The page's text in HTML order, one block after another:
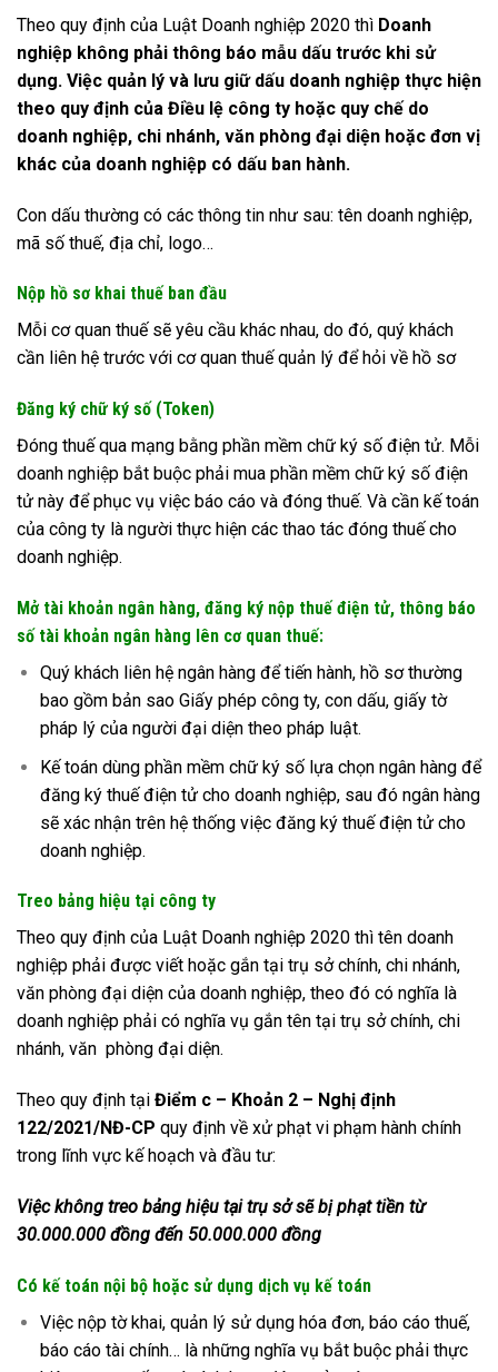
Theo quy định của Luật Doanh nghiệp 2020 thì Doanh
nghiệp không phải thông báo mẫu dấu trước khi sử
dụng. Việc quản lý và lưu giữ dấu doanh nghiệp thực hiện
theo quy định của Điều lệ công ty hoặc quy chế do
doanh nghiệp, chi nhánh, văn phòng đại diện hoặc đơn vị
khác của doanh nghiệp có dấu ban hành.
Con dấu thường có các thông tin như sau: tên doanh nghiệp,
mã số thuế, địa chỉ, logo…
Nộp hồ sơ khai thuế ban đầu
Mỗi cơ quan thuế sẽ yêu cầu khác nhau, do đó, quý khách
cần liên hệ trước với cơ quan thuế quản lý để hỏi về hồ sơ
Đăng ký chữ ký số (Token)
Đóng thuế qua mạng bằng phần mềm chữ ký số điện tử. Mỗi
doanh nghiệp bắt buộc phải mua phần mềm chữ ký số điện
tử này để phục vụ việc báo cáo và đóng thuế. Và cần kế toán
của công ty là người thực hiện các thao tác đóng thuế cho
doanh nghiệp.
Mở tài khoản ngân hàng, đăng ký nộp thuế điện tử, thông báo
số tài khoản ngân hàng lên cơ quan thuế:
Quý khách liên hệ ngân hàng để tiến hành, hồ sơ thường
bao gồm bản sao Giấy phép công ty, con dấu, giấy tờ
pháp lý của người đại diện theo pháp luật.
Kế toán dùng phần mềm chữ ký số lựa chọn ngân hàng để
đăng ký thuế điện tử cho doanh nghiệp, sau đó ngân hàng
sẽ xác nhận trên hệ thống việc đăng ký thuế điện tử cho
doanh nghiệp.
Treo bảng hiệu tại công ty
Theo quy định của Luật Doanh nghiệp 2020 thì tên doanh
nghiệp phải được viết hoặc gắn tại trụ sở chính, chi nhánh,
văn phòng đại diện của doanh nghiệp, theo đó có nghĩa là
doanh nghiệp phải có nghĩa vụ gắn tên tại trụ sở chính, chi
nhánh, văn phòng đại diện.
Theo quy định tại Điểm c – Khoản 2 – Nghị định
122/2021/NĐ-CP quy định về xử phạt vi phạm hành chính
trong lĩnh vực kế hoạch và đầu tư:
Việc không treo bảng hiệu tại trụ sở sẽ bị phạttiền từ
30.000.000 đồng đến 50.000.000 đồng
Có kế toán nội bộ hoặc sử dụng dịch vụ kế toán
Việc nộp tờ khai, quản lý sử dụng hóa đơn, báo cáo thuế,
báo cáo tài chính… là những nghĩa vụ bắt buộc phải thực